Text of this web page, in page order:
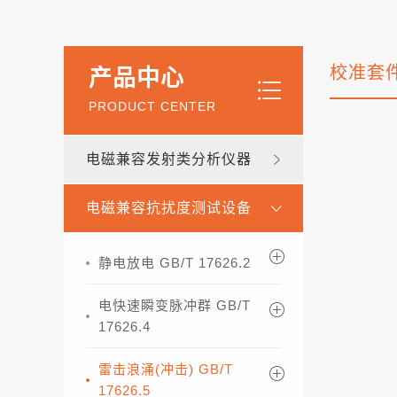
产品中心
PRODUCT CENTER
电磁兼容发射类分析仪器
电磁兼容抗扰度测试设备
静电放电 GB/T 17626.2
电快速瞬变脉冲群 GB/T
17626.4
雷击浪涌(冲击) GB/T
17626.5
校准套